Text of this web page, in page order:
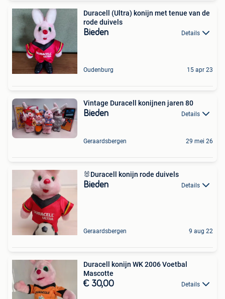
Duracell (Ultra) konijn met tenue van de
rode duivels
Bieden Details
Oudenburg 15 apr 23
Vintage Duracell konijnen jaren 80
Bieden Details
Geraardsbergen 29 mei 26
🐰Duracell konijn rode duivels
Bieden Details
Geraardsbergen 9 aug 22
Duracell konijn WK 2006 Voetbal
Mascotte
€ 30,00 Details